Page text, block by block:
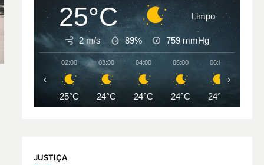
25°C Limpo
2 m/s 89% 759 mmHg
02:00
25°C
03:00
24°C
04:00
24°C
05:00
24°C
06:00
24°C
‹ ›
JUSTIÇA